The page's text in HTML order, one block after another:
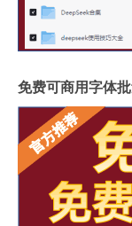
免费可商用字体